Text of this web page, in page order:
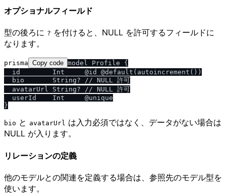
オプショナルフィールド
型の後ろに ? を付けると、NULL を許可するフィールドに
なります。
prisma Copy code model Profile {
  id        Int     @id @default(autoincrement())
  bio       String? // NULL 許可
  avatarUrl String? // NULL 許可
  userId    Int     @unique
bio と avatarUrl は入力必須ではなく、データがない場合は
NULL が入ります。
リレーションの定義
他のモデルとの関連を定義する場合は、参照先のモデル型を
使います。